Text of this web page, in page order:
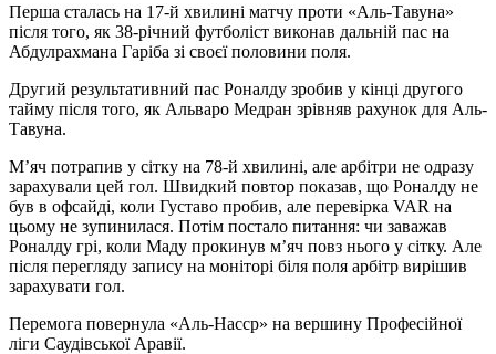
Перша сталась на 17-й хвилині матчу проти «Аль-Тавуна»
після того, як 38-річний футболіст виконав дальній пас на
Абдулрахмана Гаріба зі своєї половини поля.
Другий результативний пас Роналду зробив у кінці другого
тайму після того, як Альваро Медран зрівняв рахунок для Аль-
Тавуна.
М’яч потрапив у сітку на 78-й хвилині, але арбітри не одразу
зарахували цей гол. Швидкий повтор показав, що Роналду не
був в офсайді, коли Густаво пробив, але перевірка VAR на
цьому не зупинилася. Потім постало питання: чи заважав
Роналду грі, коли Маду прокинув м’яч повз нього у сітку. Але
після перегляду запису на моніторі біля поля арбітр вирішив
зарахувати гол.
Перемога повернула «Аль-Насср» на вершину Професійної
ліги Саудівської Аравії.